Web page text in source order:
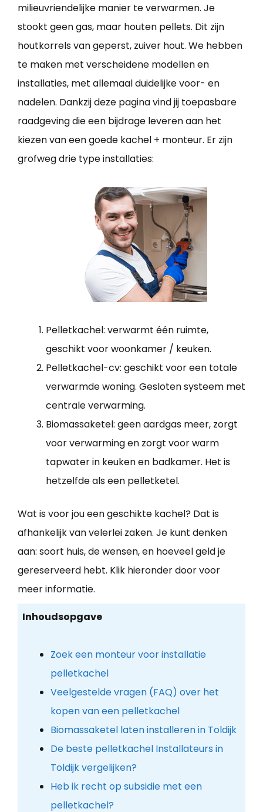
milieuvriendelijke manier te verwarmen. Je
stookt geen gas, maar houten pellets. Dit zijn
houtkorrels van geperst, zuiver hout. We hebben
te maken met verscheidene modellen en
installaties, met allemaal duidelijke voor- en
nadelen. Dankzij deze pagina vind jij toepasbare
raadgeving die een bijdrage leveren aan het
kiezen van een goede kachel + monteur. Er zijn
grofweg drie type installaties:
Pelletkachel: verwarmt één ruimte,
geschikt voor woonkamer / keuken.
Pelletkachel-cv: geschikt voor een totale
verwarmde woning. Gesloten systeem met
centrale verwarming.
Biomassaketel: geen aardgas meer, zorgt
voor verwarming en zorgt voor warm
tapwater in keuken en badkamer. Het is
hetzelfde als een pelletketel.
Wat is voor jou een geschikte kachel? Dat is
afhankelijk van velerlei zaken. Je kunt denken
aan: soort huis, de wensen, en hoeveel geld je
gereserveerd hebt. Klik hieronder door voor
meer informatie.
Inhoudsopgave
Zoek een monteur voor installatie
pelletkachel
Veelgestelde vragen (FAQ) over het
kopen van een pelletkachel
Biomassaketel laten installeren in Toldijk
De beste pelletkachel Installateurs in
Toldijk vergelijken?
Heb ik recht op subsidie met een
pelletkachel?